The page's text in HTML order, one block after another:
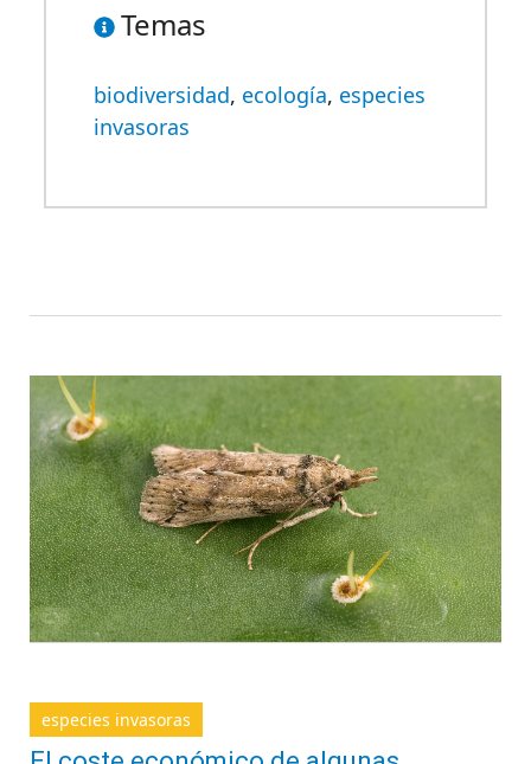
Temas
biodiversidad, ecología, especies
invasoras
especies invasoras